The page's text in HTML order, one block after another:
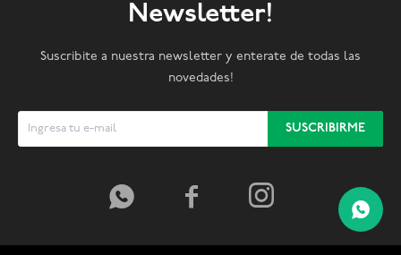
Newsletter!
Suscribite a nuestra newsletter y enterate de todas las
novedades!
SUSCRIBIRME
  